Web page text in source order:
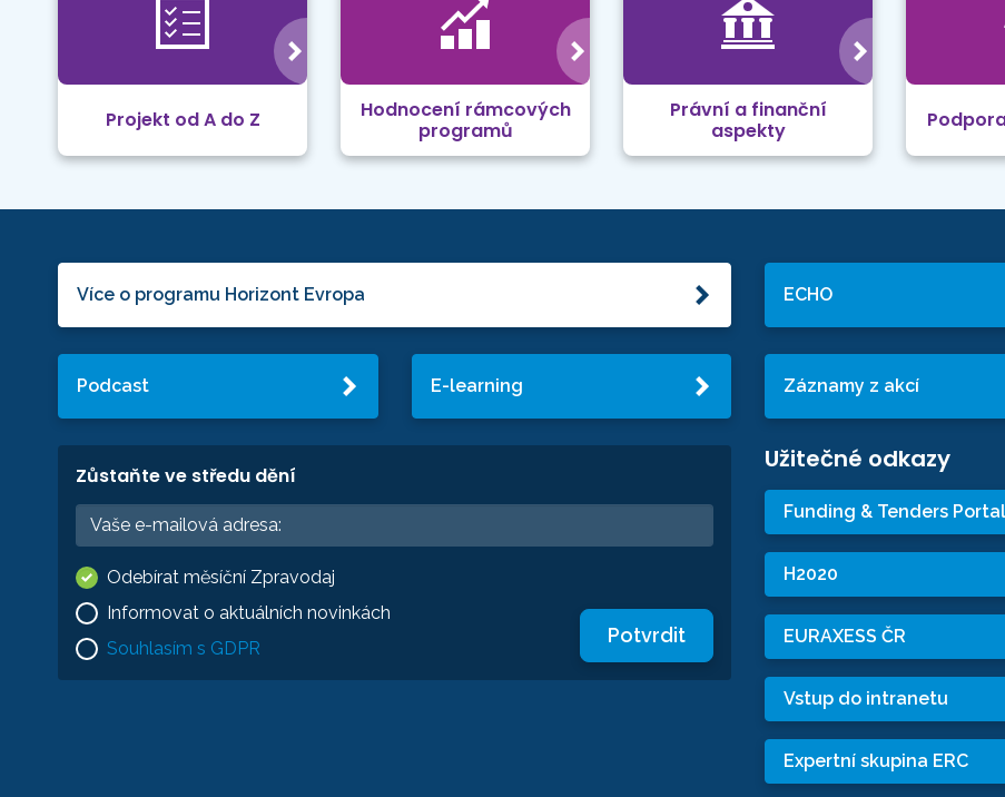
Projekt od A do Z
Hodnocení rámcových
programů
Právní a finanční
aspekty
Více o programu Horizont Evropa
Podcast E-learning
Zůstaňte ve středu dění
Odebírat měsíční Zpravodaj
Informovat o aktuálních novinkách
Souhlasím s GDPR
Potvrdit
ECHO
Záznamy z akcí
Užitečné odkazy
Funding & Tenders Portal
H2020
EURAXESS ČR
Vstup do intranetu
Expertní skupina ERC